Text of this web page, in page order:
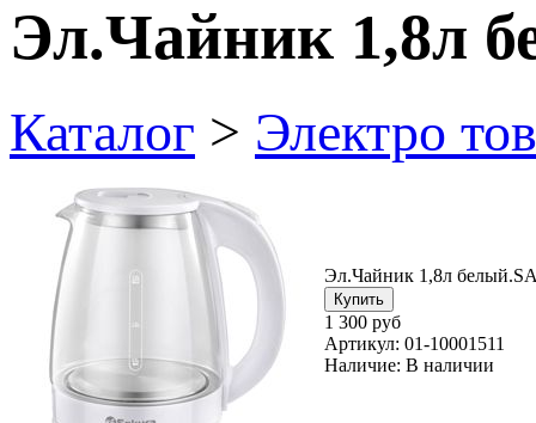
Эл.Чайник 1,8л
Каталог > Электро
Эл.Чайник 1,8л
1 300 руб
Артикул: 01-10001511
Наличие: В наличии